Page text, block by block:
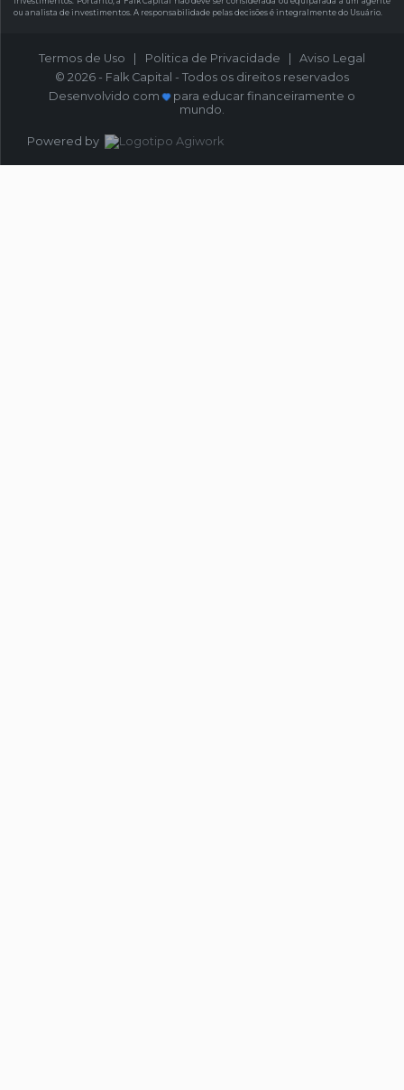
ou analista de investimentos. A responsabilidade pelas decisões é integralmente do Usuário.
Termos de Uso | Politica de Privacidade |
Aviso Legal
© 2026 - Falk Capital - Todos os direitos reservados
Desenvolvido com para educar financeiramente o
mundo.
Powered by